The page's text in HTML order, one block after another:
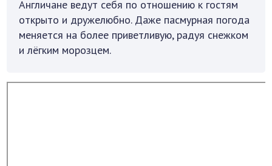
Англичане ведут себя по отношению к гостям
открыто и дружелюбно. Даже пасмурная погода
меняется на более приветливую, радуя снежком
и лёгким морозцем.